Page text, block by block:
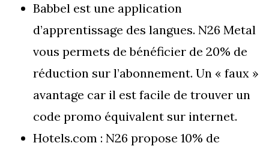
Babbel est une application
d’apprentissage des langues. N26 Metal
vous permets de bénéficier de 20% de
réduction sur l’abonnement. Un « faux »
avantage car il est facile de trouver un
code promo équivalent sur internet.
Hotels.com : N26 propose 10% de